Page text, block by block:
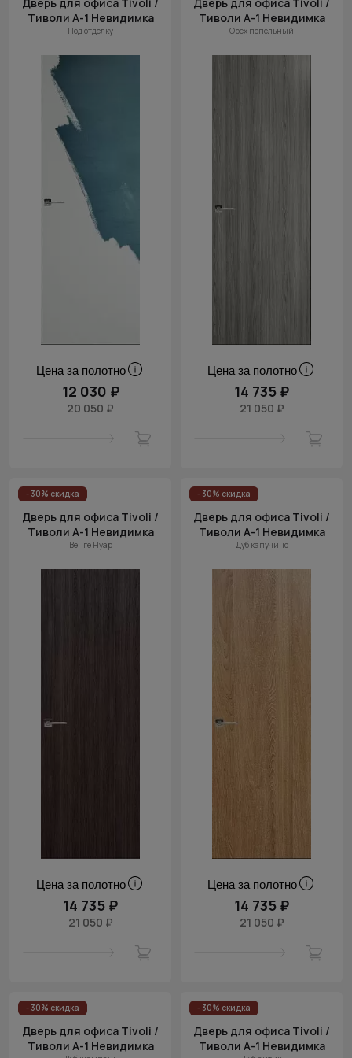
Цена (убыв.)
новинки
Тиволи А-1 Невидимка
Под отделку
Цена за полотно
12 030 ₽
20 050 ₽
Тиволи А-1 Невидимка
Орех пепельный
Цена за полотно
14 735 ₽
21 050 ₽
- 30% скидка
Дверь для офиса Tivoli /
Тиволи А-1 Невидимка
Венге Нуар
Цена за полотно
14 735 ₽
21 050 ₽
- 30% скидка
Дверь для офиса Tivoli /
Тиволи А-1 Невидимка
Дуб капучино
Цена за полотно
14 735 ₽
21 050 ₽
- 30% скидка
Дверь для офиса Tivoli /
Тиволи А-1 Невидимка
- 30% скидка
Дверь для офиса Tivoli /
Тиволи А-1 Невидимка